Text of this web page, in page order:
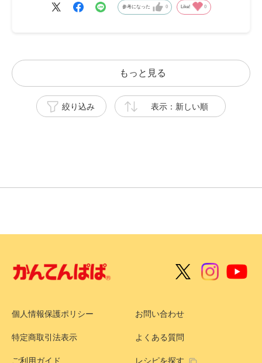
参考になった 0 Like! 0
もっと見る
絞り込み 表示：新しい順
個人情報保護ポリシー お問い合わせ
特定商取引法表示 よくある質問
ご利用ガイド レシピを探す